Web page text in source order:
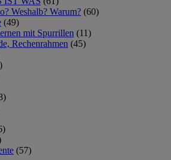
Weshalb? Warum? (60)
(49)
mit Spurrillen (11)
Rechenrahmen (45)
(57)